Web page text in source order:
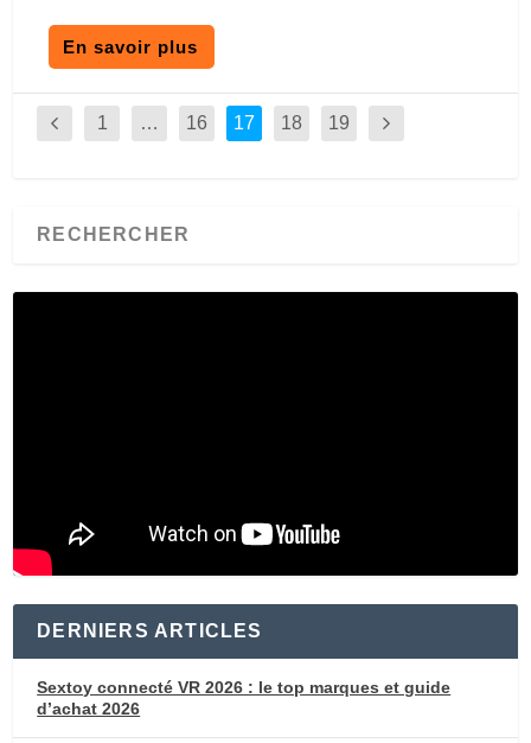
En savoir plus
1 … 16 17 18 19
DERNIERS ARTICLES
Sextoy connecté VR 2026 : le top marques et guide
d’achat 2026